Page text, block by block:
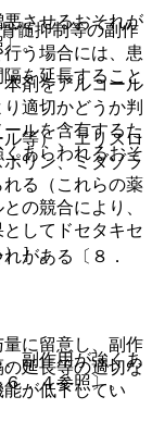
髄抑制等の副作
う場合には、患
を延長すること
等）、エリスロ
リン、ミダゾラ
る（これらの薬
の競合により、
してドセタキセ
］。
に留意し、副作
延長等の適切な
が低下してい
させるおそれが
〕。
剤をアルコール
適切かどうか判
ルを含有するた
あらわれるおそ
がある〔８．
副作用が強くあ
．４参照〕。